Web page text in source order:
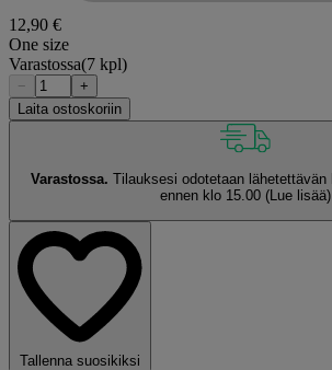
12,90 €
One size
Varastossa(7 kpl)
−
+
Laita ostoskoriin
Varastossa. Tilauksesi odotetaan lähetettävän
ennen klo 15.00 (Lue lisää)
Tallenna suosikiksi